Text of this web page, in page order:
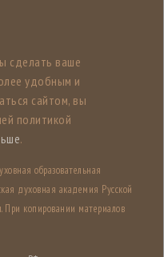
сделать ваше
удобным и
сайтом, вы
политикой
.
образовательная
духовная академия Русской
копировании материалов